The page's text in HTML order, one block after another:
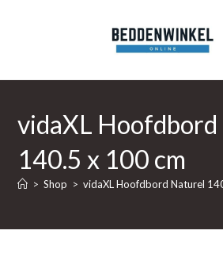
vidaXL
140.5 x 100 cm
> Shop > vidaXL Hoofdbord Naturel